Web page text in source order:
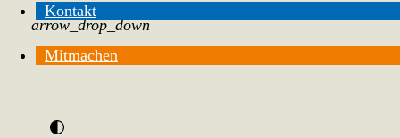
Kontakt
Mitmachen
arrow_drop_down